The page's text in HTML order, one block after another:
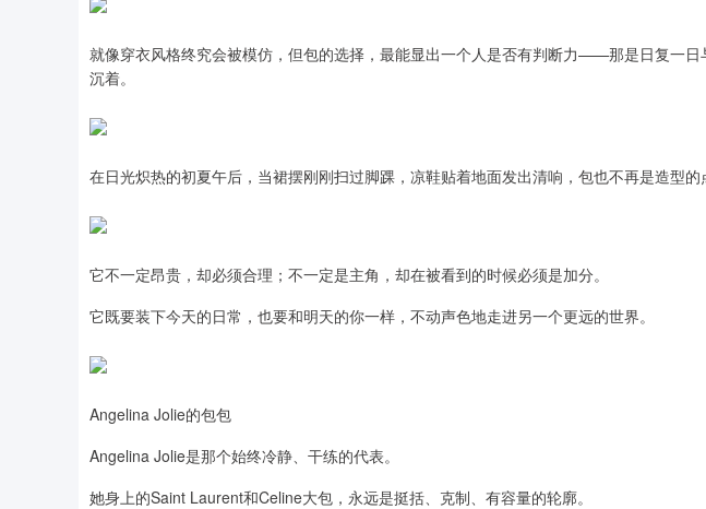
就像穿衣风格终究会被模仿，但包的选择，最能显出一个人是否有判断力——那是日复一日
沉着。
在日光炽热的初夏午后，当裙摆刚刚扫过脚踝，凉鞋贴着地面发出清响，包也不再是造型的
它不一定昂贵，却必须合理；不一定是主角，却在被看到的时候必须是加分。
它既要装下今天的日常，也要和明天的你一样，不动声色地走进另一个更远的世界。
Angelina Jolie的包包
Angelina Jolie是那个始终冷静、干练的代表。
她身上的Saint Laurent和Celine大包，永远是挺括、克制、有容量的轮廓。